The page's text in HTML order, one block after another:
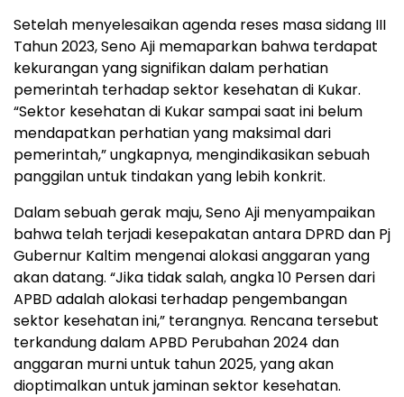
Setelah menyelesaikan agenda reses masa sidang III
Tahun 2023, Seno Aji memaparkan bahwa terdapat
kekurangan yang signifikan dalam perhatian
pemerintah terhadap sektor kesehatan di Kukar.
“Sektor kesehatan di Kukar sampai saat ini belum
mendapatkan perhatian yang maksimal dari
pemerintah,” ungkapnya, mengindikasikan sebuah
panggilan untuk tindakan yang lebih konkrit.
Dalam sebuah gerak maju, Seno Aji menyampaikan
bahwa telah terjadi kesepakatan antara DPRD dan Pj
Gubernur Kaltim mengenai alokasi anggaran yang
akan datang. “Jika tidak salah, angka 10 Persen dari
APBD adalah alokasi terhadap pengembangan
sektor kesehatan ini,” terangnya. Rencana tersebut
terkandung dalam APBD Perubahan 2024 dan
anggaran murni untuk tahun 2025, yang akan
dioptimalkan untuk jaminan sektor kesehatan.